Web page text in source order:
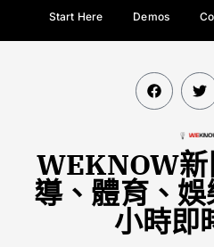
Start Here Demos
WEKNOW
導、體育、
小時即